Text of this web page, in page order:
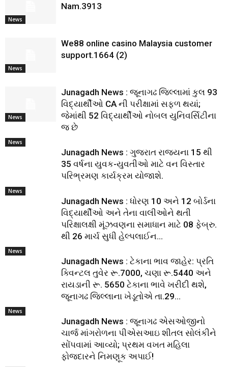
News
Nam.3913
News
We88 online casino Malaysia customer
support.1664 (2)
News
Junagadh News : જૂનાગઢ જિલ્લામાં કુલ 93
વિદ્યાર્થીઓ CA ની પરીક્ષામાં સફળ થયાં;
જેમાંથી 52 વિદ્યાર્થીઓ નોબલ યુનિવર્સિટીના
જ છે
News
Junagadh News : ગુજરાત રાજ્યના 15 થી
35 વર્ષના યુવક-યુવતીઓ માટે વન વિસ્તાર
પરિભ્રમણ કાર્યક્રમ યોજાશે.
News
Junagadh News : ધોરણ 10 અને 12 બોર્ડના
વિદ્યાર્થીઓ અને તેના વાલીઓને થતી
પરિક્ષાલક્ષી મૂંઝવણના સમાધાન માટે 08 ફેબ્રુ.
થી 26 માર્ચ સુધી હેલ્પલાઈન...
News
Junagadh News : ટેકાના ભાવ જાહેર: પ્રતિ
ક્વિન્ટલ તુવેર રૂ.7000, ચણા રૂ.5440 અને
રાયડાની રૂ. 5650 ટેકાના ભાવે ખરીદી થશે,
જૂનાગઢ જિલ્લાના ખેડૂતોએ તા.29...
News
Junagadh News : જૂનાગઢ એસઓજીનો
ચાર્જ માંગરોળના પીએસઆઇ શીતલ સોલંકીને
સોંપવામાં આવ્યો; પ્રથમ વખત મહિલા
ફોજદારને નિમણૂક અપાઈ!